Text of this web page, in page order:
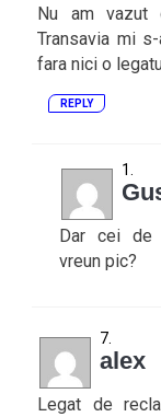
Nu am vazut
Transavia mi
fara nici o
REPLY
Dar cei de
vreun pic?
alex
Legat de